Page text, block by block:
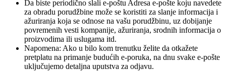
Da biste periodično slali e-poštu Adresa e-pošte koju navedete
za obradu porudžbine može se koristiti za slanje informacija i
ažuriranja koja se odnose na vašu porudžbinu, uz dobijanje
povremenih vesti kompanije, ažuriranja, srodnih informacija o
proizvodima ili uslugama itd.
Napomena: Ako u bilo kom trenutku želite da otkažete
pretplatu na primanje budućih e-poruka, na dnu svake e-pošte
uključujemo detaljna uputstva za odjavu.